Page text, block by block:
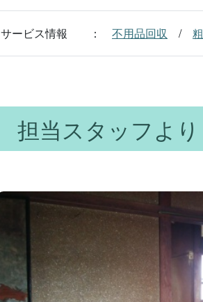
サービス情報 不用品回収
担当スタッフより